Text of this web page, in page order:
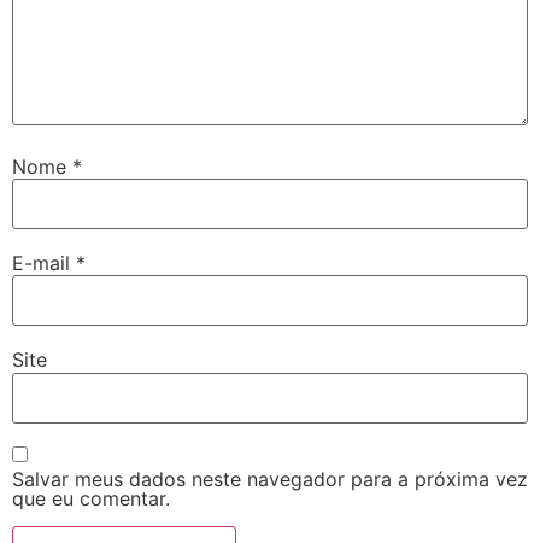
Nome *
E-mail *
Site
Salvar meus dados neste navegador para a próxima vez
que eu comentar.